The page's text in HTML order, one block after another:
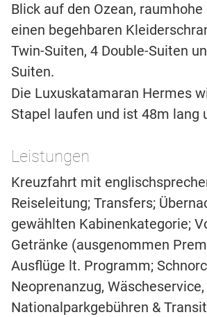
Blick auf den Ozean,
einen begehbaren
Twin-Suiten, 4 Double-Suiten
Suiten.
Die Luxuskatamaran Hermes
Stapel laufen und ist 48m lang
Leistungen
Kreuzfahrt mit
Reiseleitung; Transfers;
gewählten Kabinenkategorie;
Getränke (ausgenommen
Ausflüge lt. Programm;
Neoprenanzug, Wäscheservice,
Nationalparkgebühren &